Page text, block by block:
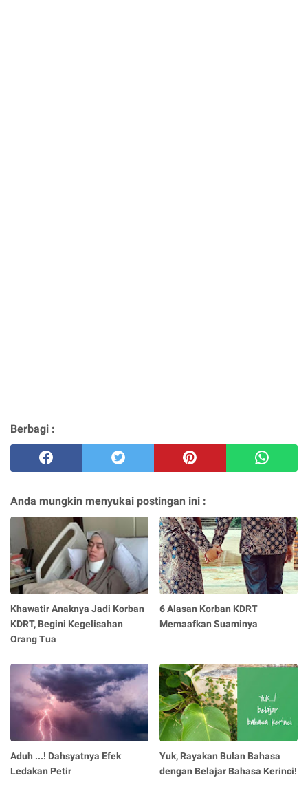
Berbagi :
Anda mungkin menyukai postingan ini :
Khawatir Anaknya Jadi Korban
KDRT, Begini Kegelisahan
Orang Tua
6 Alasan Korban KDRT
Memaafkan Suaminya
Aduh ...! Dahsyatnya Efek
Ledakan Petir
Yuk, Rayakan Bulan Bahasa
dengan Belajar Bahasa Kerinci!